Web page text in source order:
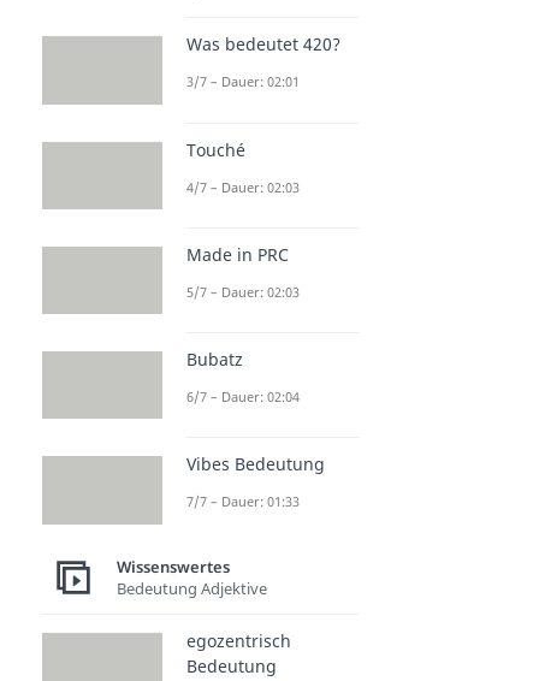
Was bedeutet 420?
3/7 – Dauer: 02:01
Touché
4/7 – Dauer: 02:03
Made in PRC
5/7 – Dauer: 02:03
Bubatz
6/7 – Dauer: 02:04
Vibes Bedeutung
7/7 – Dauer: 01:33
Wissenswertes
Bedeutung Adjektive
egozentrisch
Bedeutung